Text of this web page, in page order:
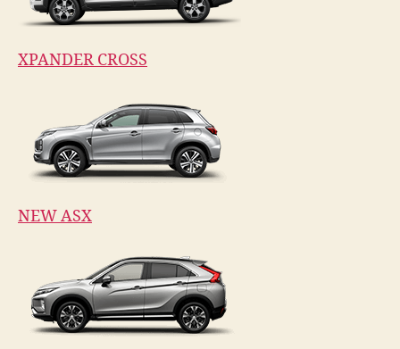
XPANDER CROSS
NEW ASX